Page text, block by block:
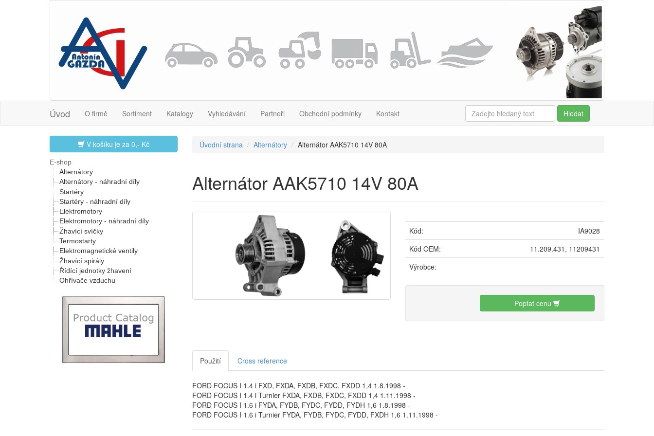
Úvod O firmě Sortiment Katalogy Vyhledávání Partneři Obchodní podmínky Kontakt Hledat
V košíku je za 0,- Kč
E-shop
Alternátory
Alternátory - náhradní díly
Startéry
Startéry - náhradní díly
Elektromotory
Elektromotory - náhradní díly
Žhavící svíčky
Termostarty
Elektromagnetické ventily
Žhavící spirály
Řídící jednotky žhavení
Ohřívače vzduchu
Úvodní strana Alternátory Alternátor AAK5710 14V 80A
Alternátor AAK5710 14V 80A
Kód:
IA9028
Kód OEM:
11.209.431, 11209431
Výrobce:
Poptat cenu
Použití Cross reference
FORD FOCUS I 1.4 i FXD, FXDA, FXDB, FXDC, FXDD 1,4 1.8.1998 -
FORD FOCUS I 1.4 i Turnier FXDA, FXDB, FXDC, FXDD 1,4 1.11.1998 -
FORD FOCUS I 1.6 i FYDA, FYDB, FYDC, FYDD, FYDH 1,6 1.8.1998 -
FORD FOCUS I 1.6 i Turnier FYDA, FYDB, FYDC, FYDD, FXDH 1,6 1.11.1998 -